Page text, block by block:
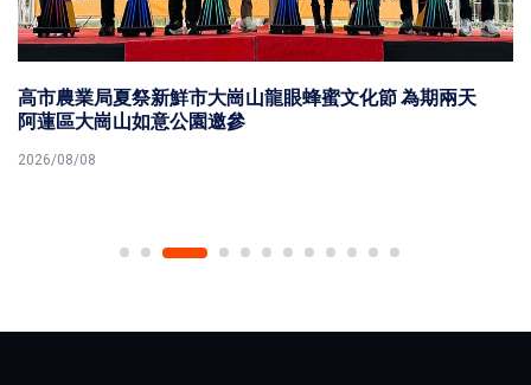
高市農業局夏祭新鮮市大崗山龍眼蜂蜜文化節 為期兩天
阿蓮區大崗山如意公園邀參
2026/08/08